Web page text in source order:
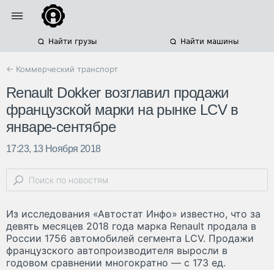
Найти грузы Найти машины
← Коммерческий транспорт
Renault Dokker возглавил продажи
французской марки на рынке LCV в
январе-сентябре
17:23, 13 Ноября 2018
Из исследования «Автостат Инфо» известно, что за
девять месяцев 2018 года марка Renault продала в
России 1756 автомобилей сегмента LCV. Продажи
французского автопроизводителя выросли в
годовом сравнении многократно — с 173 ед.